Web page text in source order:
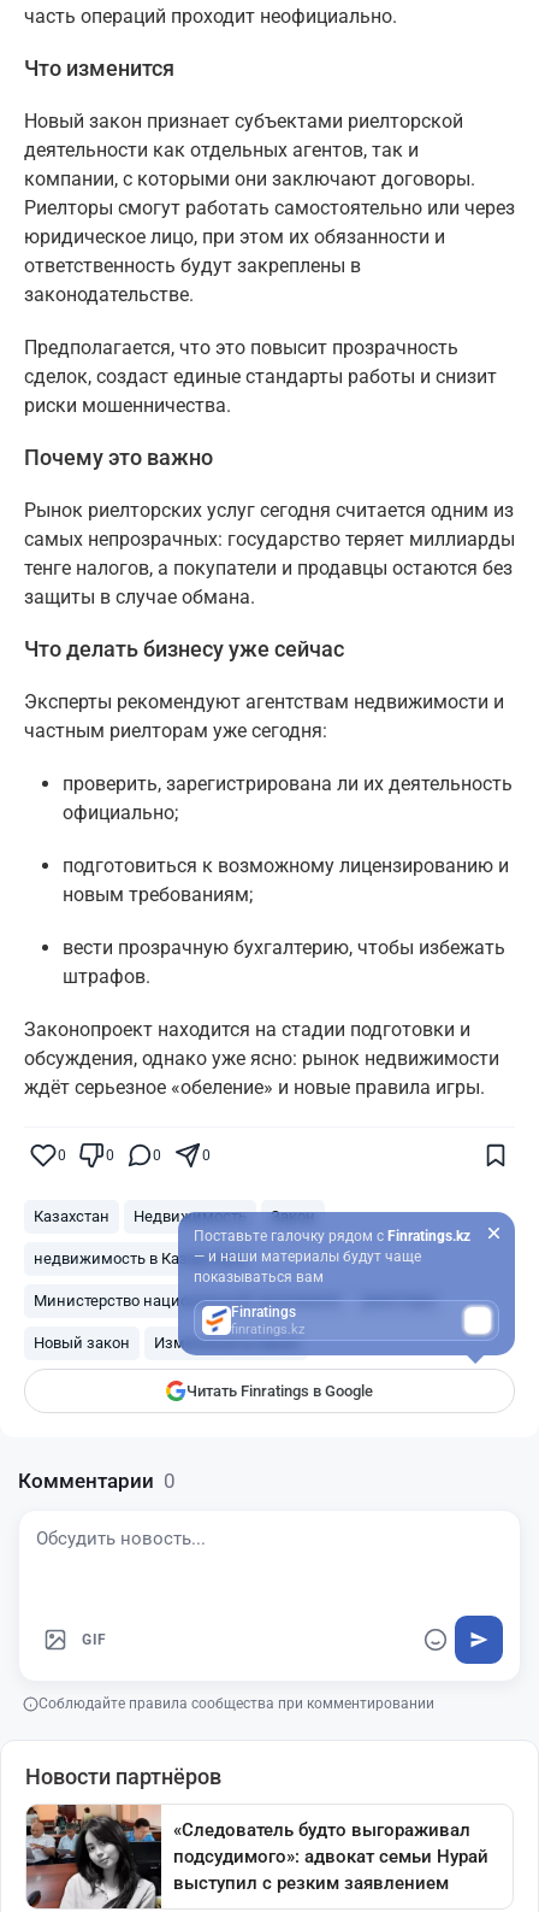
часть операций проходит неофициально.
Что изменится
Новый закон признает субъектами риелторской
деятельности как отдельных агентов, так и
компании, с которыми они заключают договоры.
Риелторы смогут работать самостоятельно или через
юридическое лицо, при этом их обязанности и
ответственность будут закреплены в
законодательстве.
Предполагается, что это повысит прозрачность
сделок, создаст единые стандарты работы и снизит
риски мошенничества.
Почему это важно
Рынок риелторских услуг сегодня считается одним из
самых непрозрачных: государство теряет миллиарды
тенге налогов, а покупатели и продавцы остаются без
защиты в случае обмана.
Что делать бизнесу уже сейчас
Эксперты рекомендуют агентствам недвижимости и
частным риелторам уже сегодня:
проверить, зарегистрирована ли их деятельность
официально;
подготовиться к возможному лицензированию и
новым требованиям;
вести прозрачную бухгалтерию, чтобы избежать
штрафов.
Законопроект находится на стадии подготовки и
обсуждения, однако уже ясно: рынок недвижимости
ждёт серьезное «обеление» и новые правила игры.
0 0 0 0
Казахстан Недвижимость Закон
недвижимость в Казахстане
Министерство национальной экономики риелторы
Новый закон Изменения в закон
Читать Finratings в Google
Поставьте галочку рядом с Finratings.kz
— и наши материалы будут чаще
показываться вам
Finratings
finratings.kz
Комментарии 0
GIF
Соблюдайте правила сообщества при комментировании